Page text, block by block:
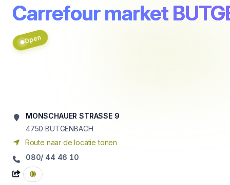
Carrefour market
Open
MONSCHAUER STRASSE 9
4750 BUTGENBACH
Route naar de locatie tonen
080/ 44 46 10